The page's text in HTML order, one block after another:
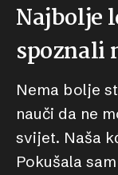
Najbolje
spoznali
Nema bolje
nauči da ne
svijet. Naša
Pokušala